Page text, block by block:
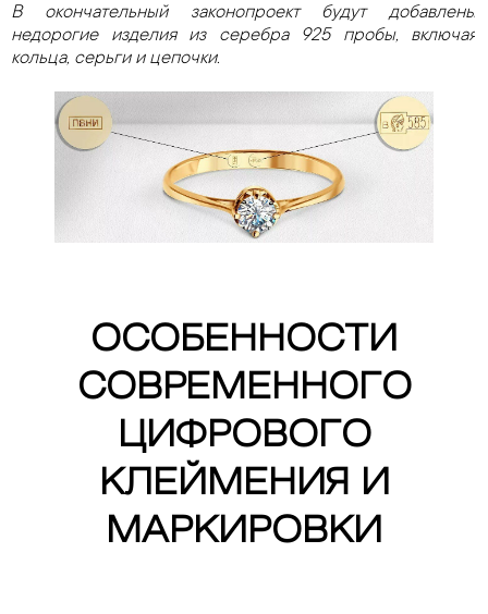
В окончательный законопроект будут добавлены
недорогие изделия из серебра 925 пробы, включая
кольца, серьги и цепочки.
ОСОБЕННОСТИ
СОВРЕМЕННОГО
ЦИФРОВОГО
КЛЕЙМЕНИЯ И
МАРКИРОВКИ